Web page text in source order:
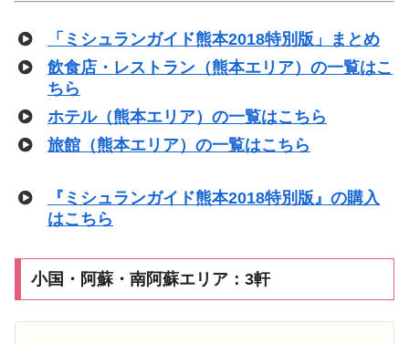
「ミシュランガイド熊本2018特別版」まとめ
飲食店・レストラン（熊本エリア）の一覧はこ
ちら
ホテル（熊本エリア）の一覧はこちら
旅館（熊本エリア）の一覧はこちら
『ミシュランガイド熊本2018特別版』の購入
はこちら
小国・阿蘇・南阿蘇エリア：3軒